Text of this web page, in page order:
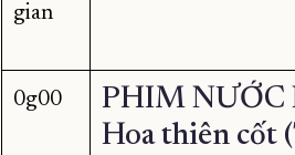
gian
0g00
PHIM NƯỚC
Hoa thiên cốt